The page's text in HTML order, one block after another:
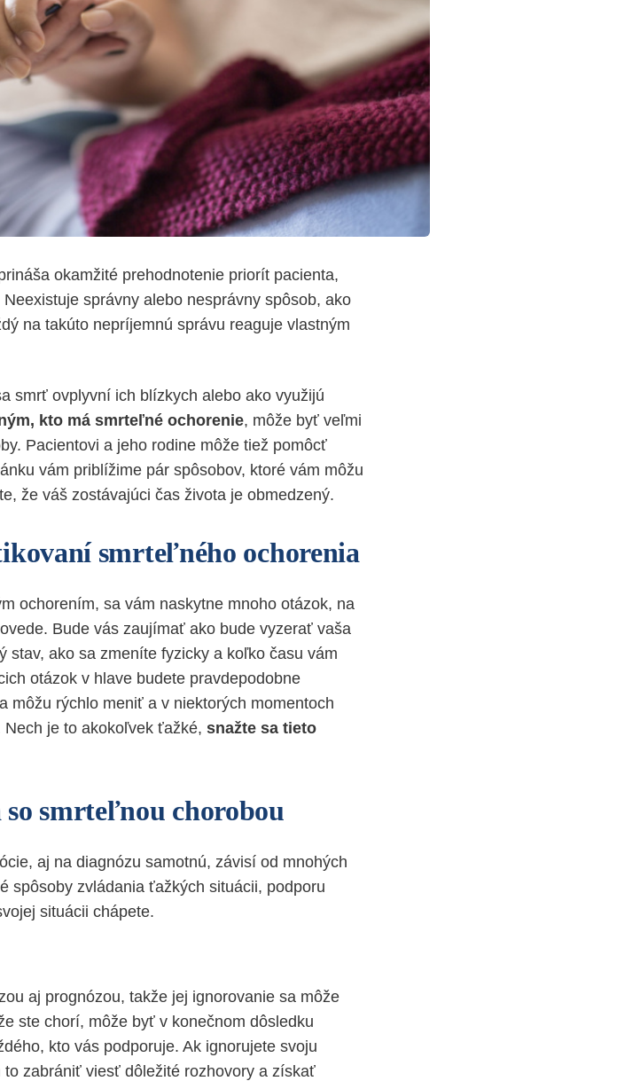
okamžité prehodnotenie priorít pacienta,
správny alebo nesprávny spôsob, ako
na takúto nepríjemnú správu reaguje vlastným
smrť ovplyvní ich blízkych alebo ako využijú
kto má smrteľné ochorenie, môže byť veľmi
Pacientovi a jeho rodine môže tiež pomôcť
vám priblížime pár spôsobov, ktoré vám môžu
že váš zostávajúci čas života je obmedzený.
smrteľného ochorenia
ochorením, sa vám naskytne mnoho otázok, na
Bude vás zaujímať ako bude vyzerať vaša
stav, ako sa zmeníte fyzicky a koľko času vám
otázok v hlave budete pravdepodobne
môžu rýchlo meniť a v niektorých momentoch
je to akokoľvek ťažké, snažte sa tieto
smrteľnou chorobou
aj na diagnózu samotnú, závisí od mnohých
spôsoby zvládania ťažkých situácii, podporu
situácii chápete.
aj prognózou, takže jej ignorovanie sa môže
ste chorí, môže byť v konečnom dôsledku
kto vás podporuje. Ak ignorujete svoju
zabrániť viesť dôležité rozhovory a získať